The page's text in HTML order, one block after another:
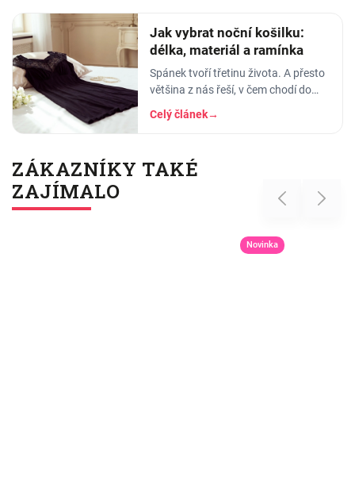
Jak vybrat noční košilku:
délka, materiál a ramínka
Spánek tvoří třetinu života. A přesto
většina z nás řeší, v čem chodí do
práce, do divadla nebo na rande, ale
to, v čem stráví těch osm hodin…
Celý článek→
ZÁKAZNÍKY TAKÉ
ZAJÍMALO
Previous
Novinka
Next